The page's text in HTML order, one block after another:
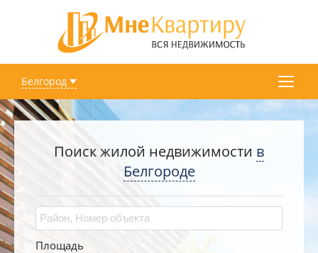
Белгород
Поиск жилой недвижимости в
Белгороде
Площадь